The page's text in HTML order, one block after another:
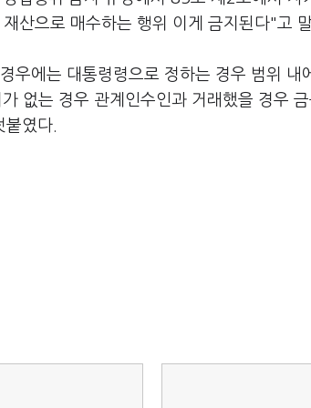
산으로 매수하는 행위 이게 금지된다"고
우에는 대통령령으로 정하는 경우 범위 내
없는 경우 관계인수인과 거래했을 경우
였다.